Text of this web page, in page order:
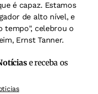
é capaz. Estamos
de alto nível, e
tempo", celebrou o
Ernst Tanner.
e receba os